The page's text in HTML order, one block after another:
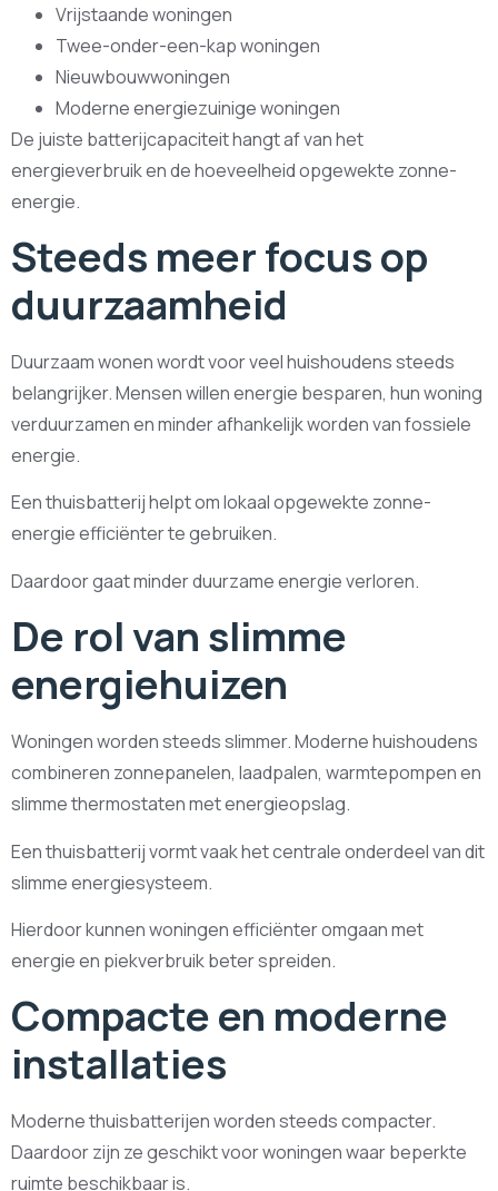
Vrijstaande woningen
Twee-onder-een-kap woningen
Nieuwbouwwoningen
Moderne energiezuinige woningen
De juiste batterijcapaciteit hangt af van het
energieverbruik en de hoeveelheid opgewekte zonne-
energie.
Steeds meer focus op
duurzaamheid
Duurzaam wonen wordt voor veel huishoudens steeds
belangrijker. Mensen willen energie besparen, hun woning
verduurzamen en minder afhankelijk worden van fossiele
energie.
Een thuisbatterij helpt om lokaal opgewekte zonne-
energie efficiënter te gebruiken.
Daardoor gaat minder duurzame energie verloren.
De rol van slimme
energiehuizen
Woningen worden steeds slimmer. Moderne huishoudens
combineren zonnepanelen, laadpalen, warmtepompen en
slimme thermostaten met energieopslag.
Een thuisbatterij vormt vaak het centrale onderdeel van dit
slimme energiesysteem.
Hierdoor kunnen woningen efficiënter omgaan met
energie en piekverbruik beter spreiden.
Compacte en moderne
installaties
Moderne thuisbatterijen worden steeds compacter.
Daardoor zijn ze geschikt voor woningen waar beperkte
ruimte beschikbaar is.